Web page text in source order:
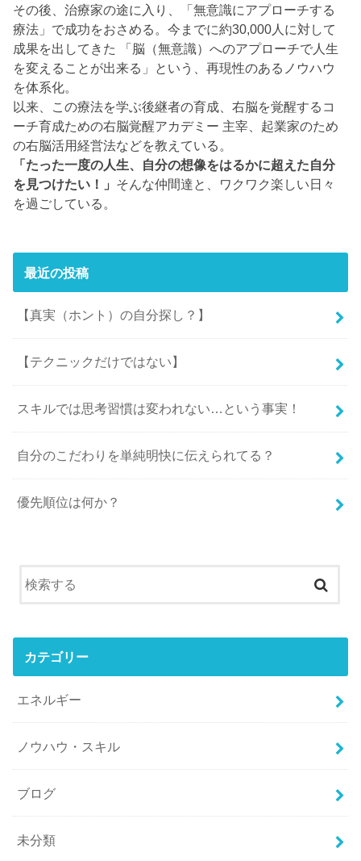
その後、治療家の途に入り、「無意識にアプローチする
療法」で成功をおさめる。今までに約30,000人に対して
成果を出してきた 「脳（無意識）へのアプローチで人生
を変えることが出来る」という、再現性のあるノウハウ
を体系化。
以来、この療法を学ぶ後継者の育成、右脳を覚醒するコ
ーチ育成ための右脳覚醒アカデミー 主宰、起業家のため
の右脳活用経営法などを教えている。
「たった一度の人生、自分の想像をはるかに超えた自分
を見つけたい！」 そんな仲間達と、ワクワク楽しい日々
を過ごしている。
最近の投稿
【真実（ホント）の自分探し？】
【テクニックだけではない】
スキルでは思考習慣は変われない…という事実！
自分のこだわりを単純明快に伝えられてる？
優先順位は何か？
カテゴリー
エネルギー
ノウハウ・スキル
ブログ
未分類